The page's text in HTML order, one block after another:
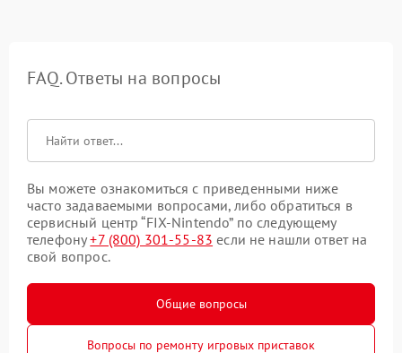
FAQ. Ответы на вопросы
Вы можете ознакомиться с приведенными ниже
часто задаваемыми вопросами, либо обратиться в
сервисный центр “FIX-Nintendo” по следующему
телефону+7 (800) 301-55-83 если не нашли ответ на
свой вопрос.
Общие вопросы
Вопросы по ремонту игровых приставок